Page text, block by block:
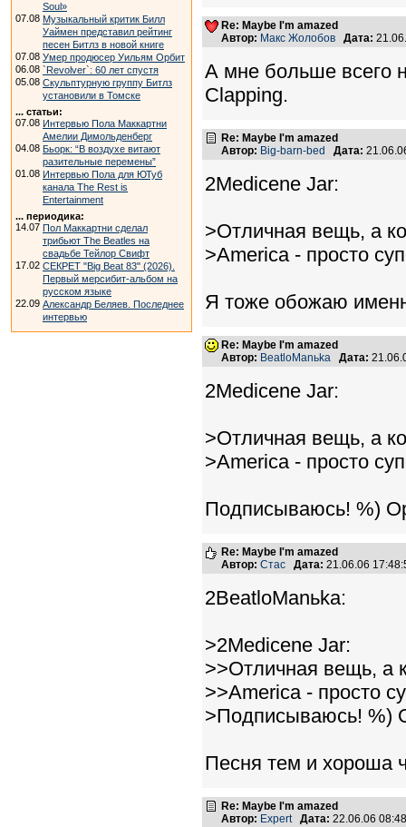
Soul»
07.08 Музыкальный критик Билл
Уаймен представил рейтинг
песен Битлз в новой книге
07.08 Умер продюсер Уильям Орбит
06.08 `Revolver`: 60 лет спустя
05.08 Скульптурную группу Битлз
установили в Томске
... статьи:
07.08 Интервью Пола Маккартни
Амелии Димольденберг
04.08 Бьорк: “В воздухе витают
разительные перемены”
01.08 Интервью Пола для ЮТуб
канала The Rest is
Entertainment
... периодика:
14.07 Пол Маккартни сделал
трибьют The Beatles на
свадьбе Тейлор Свифт
17.02 СЕКРЕТ "Big Beat 83" (2026).
Первый мерсибит-альбом на
русском языке
22.09 Александр Беляев. Последнее
интервью
Re: Maybe I'm amazed
Автор: Макс Жолобов Дата:
А мне больше всего
Clapping.
Re: Maybe I'm amazed
Автор: Big-barn-bed Дата:
2Medicene Jar:
>Отличная вещь, а
>America - просто
Я тоже обожаю
Re: Maybe I'm amazed
Автор: BeatloManьka Дата:
2Medicene Jar:
>Отличная вещь, а
>America - просто
Подписываюсь! %)
Re: Maybe I'm amazed
Автор: Стас Дата: 21.06.06
2BeatloManьka:
>2Medicene Jar:
>>Отличная вещь, а
>>America - просто
>Подписываюсь! %)
Песня тем и хороша
Re: Maybe I'm amazed
Автор: Expert Дата: 22.06.06